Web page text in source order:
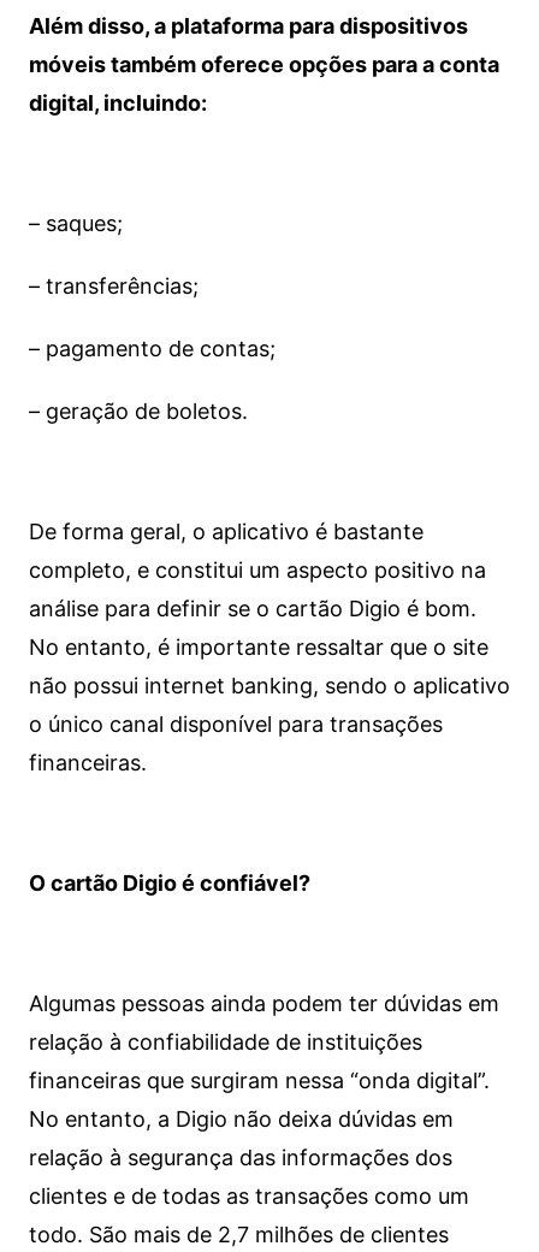
Além disso, a plataforma para dispositivos
móveis também oferece opções para a conta
digital, incluindo:
– saques;
– transferências;
– pagamento de contas;
– geração de boletos.
De forma geral, o aplicativo é bastante
completo, e constitui um aspecto positivo na
análise para definir se o cartão Digio é bom.
No entanto, é importante ressaltar que o site
não possui internet banking, sendo o aplicativo
o único canal disponível para transações
financeiras.
O cartão Digio é confiável?
Algumas pessoas ainda podem ter dúvidas em
relação à confiabilidade de instituições
financeiras que surgiram nessa “onda digital”.
No entanto, a Digio não deixa dúvidas em
relação à segurança das informações dos
clientes e de todas as transações como um
todo. São mais de 2,7 milhões de clientes